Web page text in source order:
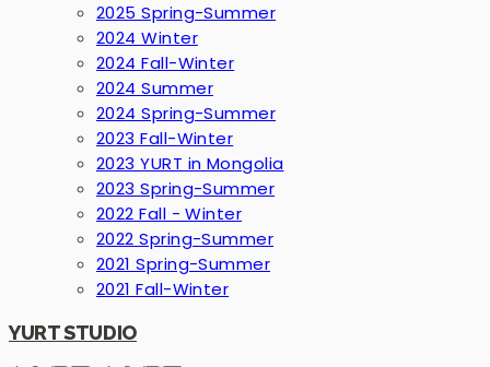
2025 Spring-Summer
2024 Winter
2024 Fall-Winter
2024 Summer
2024 Spring-Summer
2023 Fall-Winter
2023 YURT in Mongolia
2023 Spring-Summer
2022 Fall - Winter
2022 Spring-Summer
2021 Spring-Summer
2021 Fall-Winter
YURT STUDIO